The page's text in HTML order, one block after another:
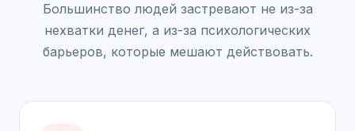
Большинство людей застревают не из-за
нехватки денег, а из-за психологических
барьеров, которые мешают действовать.